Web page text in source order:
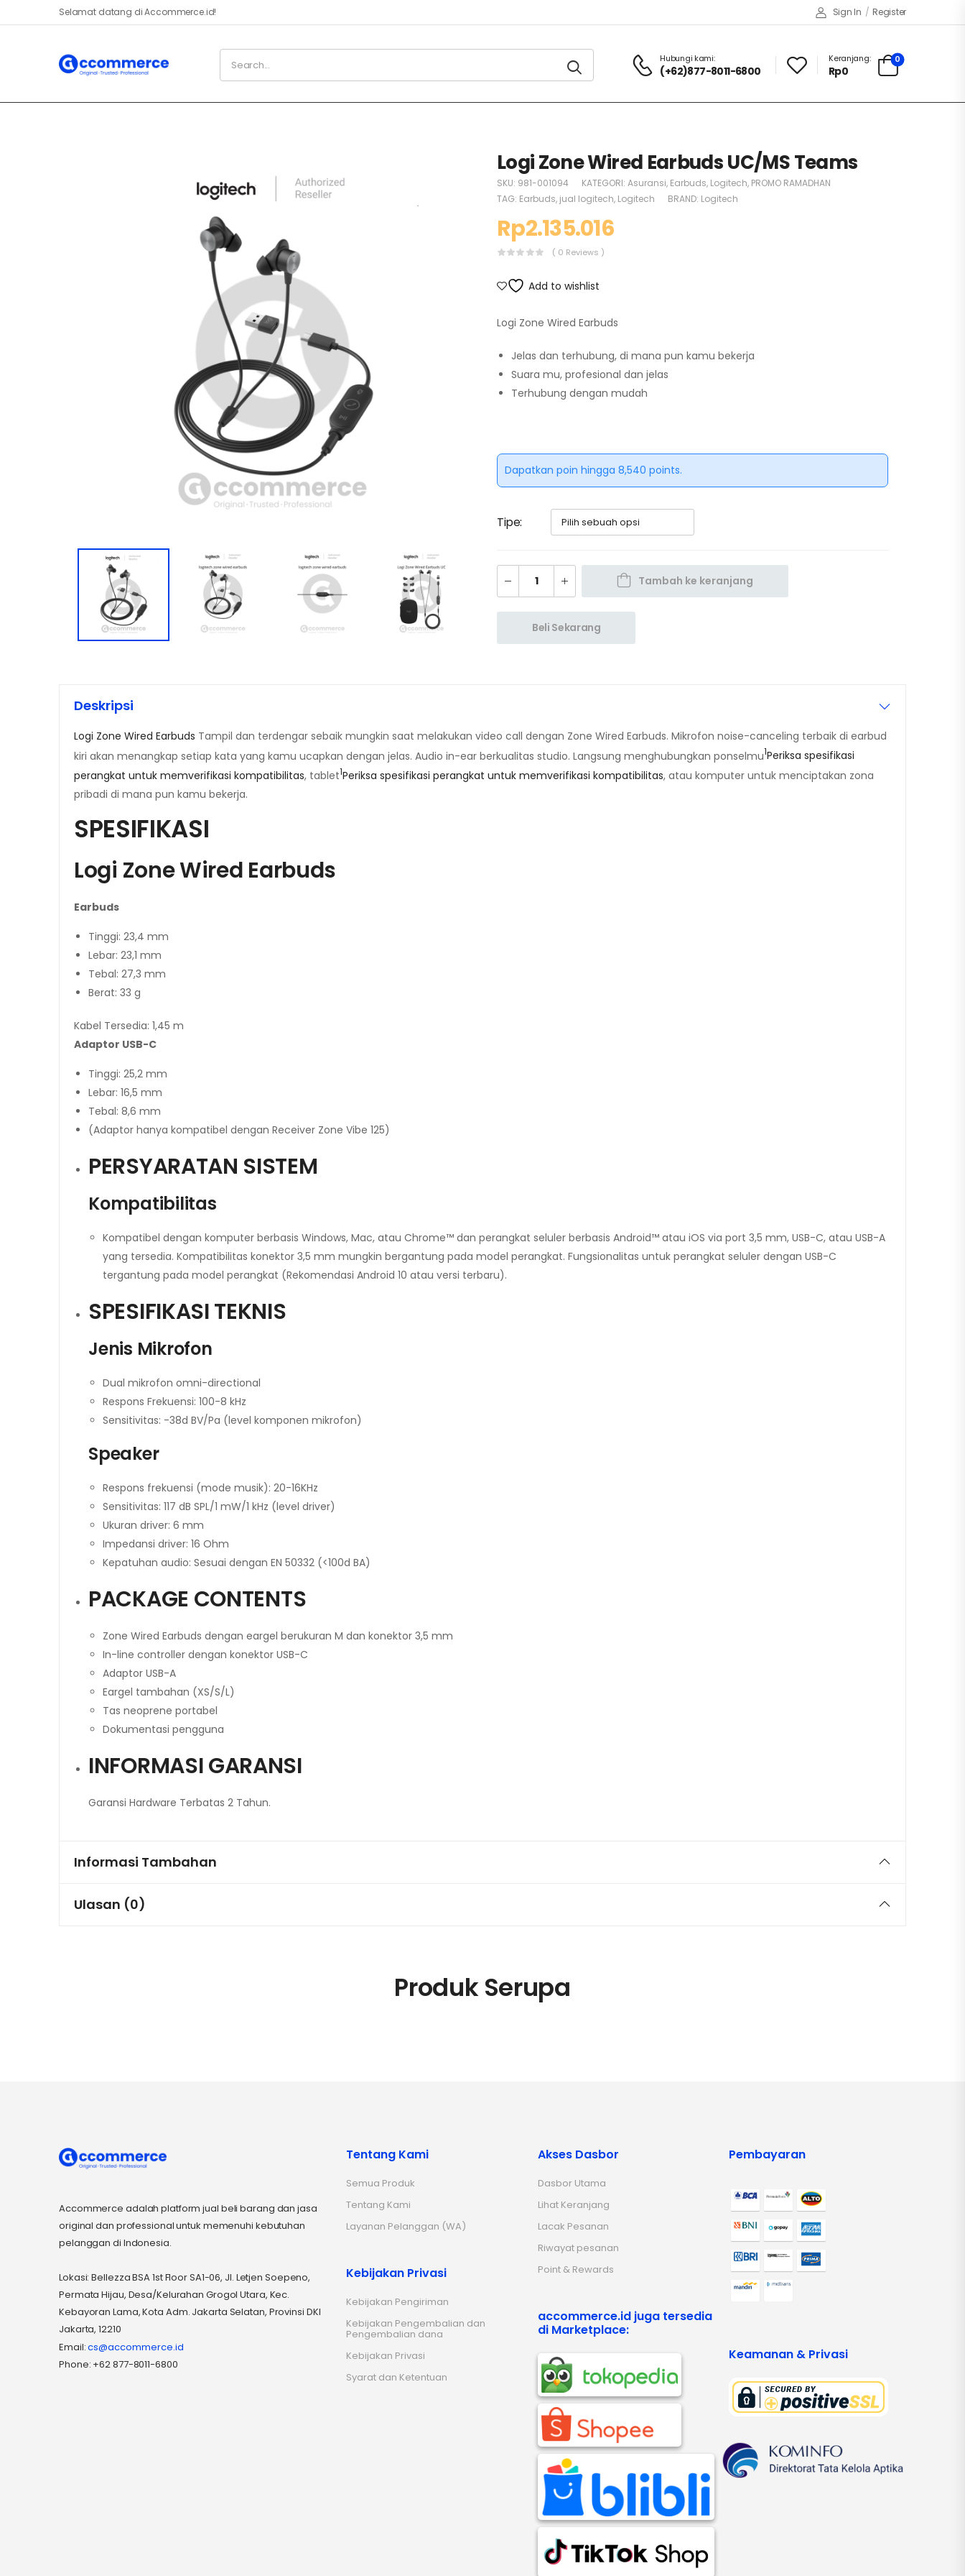
Selamat datang di Accommerce.id! Sign In / Register
Hubungi kami:
(+62)877-8011-6800
Keranjang:
Rp0
0
Logi Zone Wired Earbuds UC/MS Teams
SKU: 981-001094 KATEGORI: Asuransi, Earbuds, Logitech, PROMO RAMADHAN
TAG: Earbuds, jual logitech, Logitech BRAND: Logitech
Rp2.135.016
( 0 Reviews )
Add to wishlist
Logi Zone Wired Earbuds
Jelas dan terhubung, di mana pun kamu bekerja
Suara mu, profesional dan jelas
Terhubung dengan mudah
Dapatkan poin hingga 8,540 points.
Tipe
Tambah ke keranjang
Beli Sekarang
Deskripsi
Logi Zone Wired Earbuds Tampil dan terdengar sebaik mungkin saat melakukan video call dengan Zone Wired Earbuds. Mikrofon noise-canceling terbaik di earbud
kiri akan menangkap setiap kata yang kamu ucapkan dengan jelas. Audio in-ear berkualitas studio. Langsung menghubungkan ponselmu1Periksa spesifikasi
perangkat untuk memverifikasi kompatibilitas, tablet1Periksa spesifikasi perangkat untuk memverifikasi kompatibilitas, atau komputer untuk menciptakan zona
pribadi di mana pun kamu bekerja.
SPESIFIKASI
Logi Zone Wired Earbuds
Earbuds
Tinggi: 23,4 mm
Lebar: 23,1 mm
Tebal: 27,3 mm
Berat: 33 g
Kabel Tersedia: 1,45 m
Adaptor USB-C
Tinggi: 25,2 mm
Lebar: 16,5 mm
Tebal: 8,6 mm
(Adaptor hanya kompatibel dengan Receiver Zone Vibe 125)
PERSYARATAN SISTEM
Kompatibilitas
Kompatibel dengan komputer berbasis Windows, Mac, atau Chrome™ dan perangkat seluler berbasis Android™ atau iOS via port 3,5 mm, USB-C, atau USB-A
yang tersedia. Kompatibilitas konektor 3,5 mm mungkin bergantung pada model perangkat. Fungsionalitas untuk perangkat seluler dengan USB-C
tergantung pada model perangkat (Rekomendasi Android 10 atau versi terbaru).
SPESIFIKASI TEKNIS
Jenis Mikrofon
Dual mikrofon omni-directional
Respons Frekuensi: 100-8 kHz
Sensitivitas: -38d BV/Pa (level komponen mikrofon)
Speaker
Respons frekuensi (mode musik): 20-16KHz
Sensitivitas: 117 dB SPL/1 mW/1 kHz (level driver)
Ukuran driver: 6 mm
Impedansi driver: 16 Ohm
Kepatuhan audio: Sesuai dengan EN 50332 (<100d BA)
PACKAGE CONTENTS
Zone Wired Earbuds dengan eargel berukuran M dan konektor 3,5 mm
In-line controller dengan konektor USB-C
Adaptor USB-A
Eargel tambahan (XS/S/L)
Tas neoprene portabel
Dokumentasi pengguna
INFORMASI GARANSI
Garansi Hardware Terbatas 2 Tahun.
Informasi Tambahan
Ulasan (0)
Produk Serupa
Accommerce adalah platform jual beli barang dan jasa
original dan professional untuk memenuhi kebutuhan
pelanggan di Indonesia.
Lokasi: Bellezza BSA 1st Floor SA1-06, Jl. Letjen Soepeno,
Permata Hijau, Desa/Kelurahan Grogol Utara, Kec.
Kebayoran Lama, Kota Adm. Jakarta Selatan, Provinsi DKI
Jakarta, 12210
Email:cs@accommerce.id
Phone: +62 877-8011-6800
Tentang Kami
Semua Produk
Tentang Kami
Layanan Pelanggan (WA)
Kebijakan Privasi
Kebijakan Pengiriman
Kebijakan Pengembalian dan
Pengembalian dana
Kebijakan Privasi
Syarat dan Ketentuan
Akses Dasbor
Dasbor Utama
Lihat Keranjang
Lacak Pesanan
Riwayat pesanan
Point & Rewards
accommerce.id juga tersedia
di Marketplace:
Pembayaran
Keamanan & Privasi